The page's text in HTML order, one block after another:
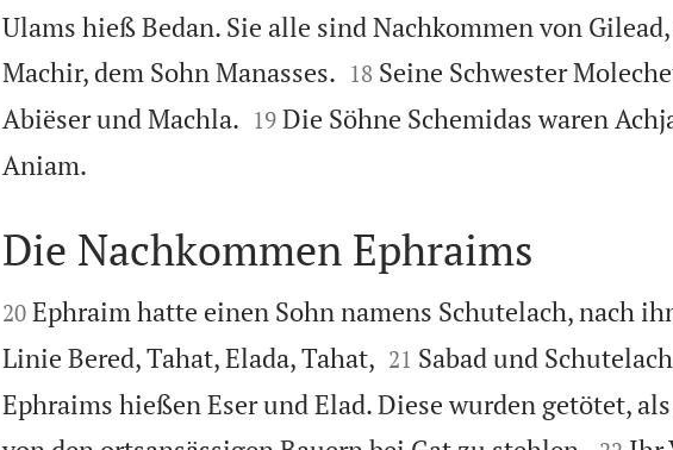
Ulams hieß Bedan. Sie alle sind Nachkommen von
Machir, dem Sohn Manasses.
18 Seine Schwester
Abiëser und Machla.
19 Die Söhne Schemidas waren
Aniam.

Die Nachkommen Ephraims

20 Ephraim hatte einen Sohn namens Schutelach, nach
Linie Bered, Tahat, Elada, Tahat,
21 Sabad und
Ephraims hießen Eser und Elad. Diese wurden getötet,